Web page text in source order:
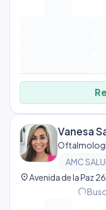
Vanesa
AMC
location_on
progress_activity